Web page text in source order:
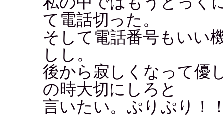
て電話切った。
そして電話番号もいい
しし。
後から寂しくなって優
の時大切にしろと
言いたい。ぷりぷり！